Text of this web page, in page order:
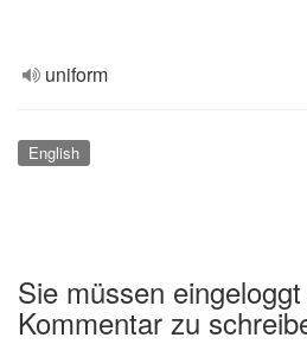
uniform
English
Sie müssen
Kommentar zu